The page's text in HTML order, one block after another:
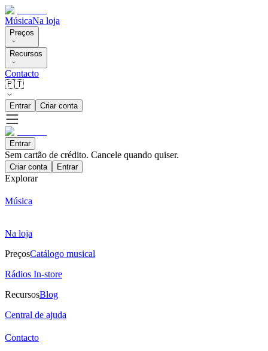
MúsicaNa loja
Preços
Recursos
Contacto
🇵🇹
Entrar Criar conta
Entrar
Sem cartão de crédito. Cancele quando quiser.
Criar conta Entrar
Explorar
Música
Na loja
PreçosCatálogo musical
Rádios In-store
RecursosBlog
Central de ajuda
Contacto